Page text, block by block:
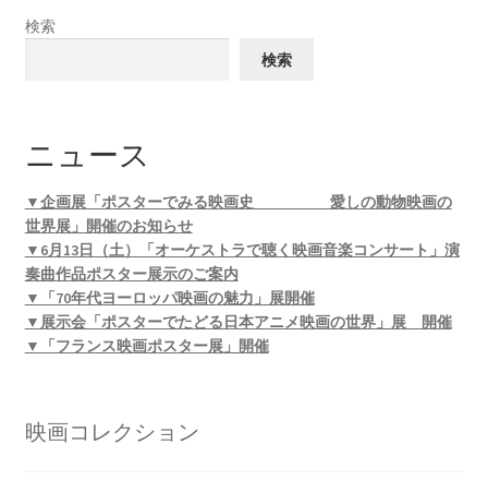
検索
検索
ニュース
▼企画展「ポスターでみる映画史 愛しの動物映画の
世界展」開催のお知らせ
▼6月13日（土）「オーケストラで聴く映画音楽コンサート」演
奏曲作品ポスター展示のご案内
▼「70年代ヨーロッパ映画の魅力」展開催
▼展示会「ポスターでたどる日本アニメ映画の世界」展 開催
▼「フランス映画ポスター展」開催
映画コレクション